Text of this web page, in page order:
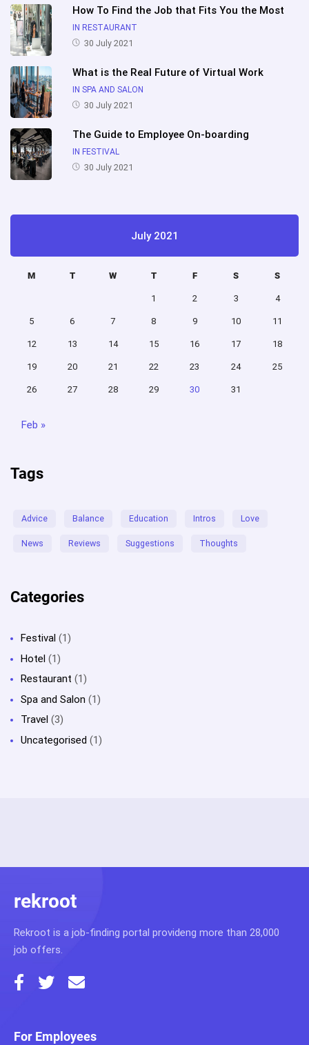
How To Find the Job that Fits You the Most
IN RESTAURANT
30 July 2021
What is the Real Future of Virtual Work
IN SPA AND SALON
30 July 2021
The Guide to Employee On-boarding
IN FESTIVAL
30 July 2021
July 2021
M T W T F S S
1 2 3 4
5 6 7 8 9 10 11
12 13 14 15 16 17 18
19 20 21 22 23 24 25
26 27 28 29 30 31
Feb »
Tags
Advice Balance Education Intros Love
News Reviews Suggestions Thoughts
Categories
Festival (1)
Hotel (1)
Restaurant (1)
Spa and Salon (1)
Travel (3)
Uncategorised (1)
rekroot
Rekroot is a job-finding portal provideng more than 28,000
job offers.
For Employees